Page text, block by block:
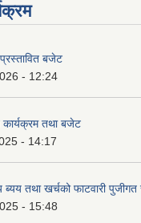
बजेट
- 12:24
तथा बजेट
- 14:17
तथा खर्चको फाटवारी पुजीगत
- 15:48